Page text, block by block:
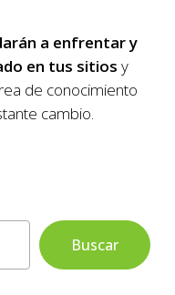
a enfrentar y
en tus sitios y
de conocimiento
cambio.
Buscar